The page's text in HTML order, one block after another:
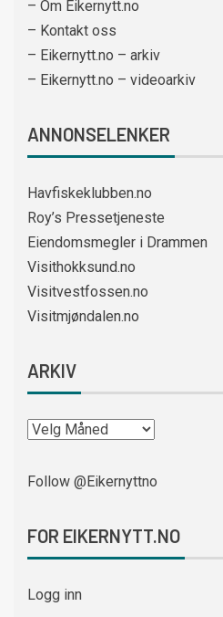
– Om Eikernytt.no
– Kontakt oss
– Eikernytt.no – arkiv
– Eikernytt.no – videoarkiv
ANNONSELENKER
Havfiskeklubben.no
Roy’s Pressetjeneste
Eiendomsmegler i Drammen
Visithokksund.no
Visitvestfossen.no
Visitmjøndalen.no
ARKIV
Follow @Eikernyttno
FOR EIKERNYTT.NO
Logg inn